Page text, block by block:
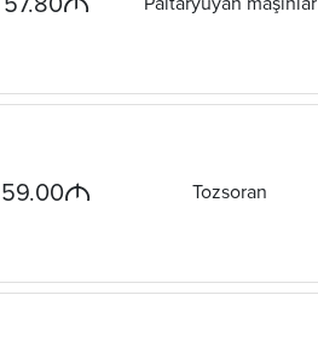
57.80 Paltaryuyan maşınlar
59.00M Tozsoran